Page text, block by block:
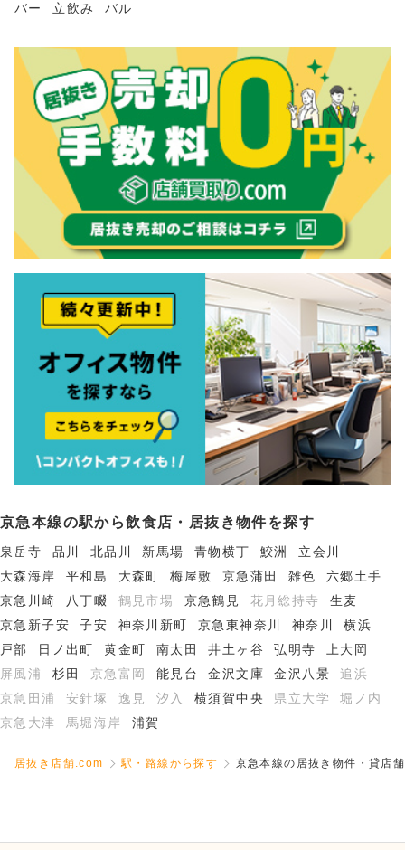
バー
立飲み バル
京急本線の駅から飲食店・居抜き物件を探す
泉岳寺 品川 北品川 新馬場 青物横丁 鮫洲
立会川
大森海岸
平和島 大森町 梅屋敷 京急蒲田 雑色
六郷土手
京急川崎
八丁畷 鶴見市場 京急鶴見 花月総持寺
生麦
京急新子安
子安 神奈川新町 京急東神奈川 神奈川
横浜
戸部
日ノ出町 黄金町 南太田 井土ヶ谷 弘明寺
上大岡
屏風浦
杉田 京急富岡 能見台 金沢文庫 金沢八景
追浜
京急田浦
安針塚 逸見 汐入 横須賀中央 県立大学
堀ノ内
京急大津
馬堀海岸 浦賀
居抜き店舗.com 駅・路線から探す 京急本線の居抜き物件・貸店